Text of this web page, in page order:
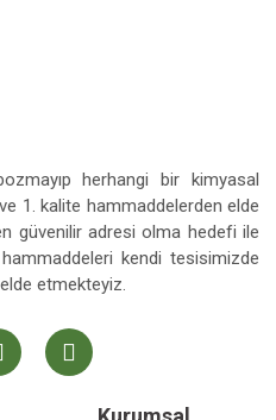
herhangi bir kimyasal
1. kalite hammaddelerden elde
güvenilir adresi olma hedefi ile
kendi tesisimizde
etmekteyiz.